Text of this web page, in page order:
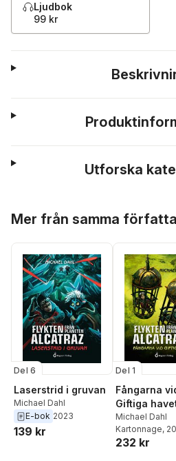
Ljudbok
99 kr
Utforska
Mer från samma
Del 6
Laserstrid i gruvan
Michael Dahl
E-bok 2023
139 kr
Del 1
Fångarna
Giftiga
Michael Dahl
Kartonnage,
232 kr